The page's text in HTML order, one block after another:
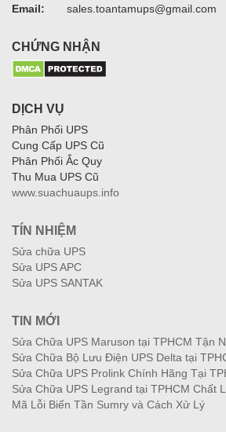
Email:
sales.toantamups@gmail.com
CHỨNG NHẬN
DỊCH VỤ
Phân Phối UPS
Cung Cấp UPS Cũ
Phân Phối Ắc Quy
Thu Mua UPS Cũ
www.suachuaups.info
TÍN NHIỆM
Sửa chữa UPS
Sửa UPS APC
Sửa UPS SANTAK
TIN MỚI
Sửa Chữa UPS Maruson tại TPHCM Tận
Sửa Chữa Bộ Lưu Điện UPS Delta tại
Sửa Chữa UPS Prolink Chính Hãng Tại
Sửa Chữa UPS Legrand tại TPHCM Chất
Mã Lỗi Biến Tần Sumry và Cách Xử Lý